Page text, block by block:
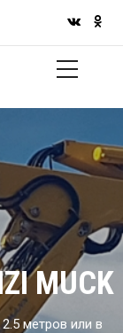
MUCK
метров или в